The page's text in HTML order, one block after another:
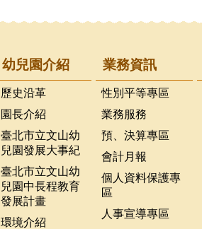
幼兒園介紹
歷史沿革
園長介紹
臺北市立文山幼
兒園發展大事紀
臺北市立文山幼
兒園中長程教育
發展計畫
環境介紹
業務資訊
性別平等專區
業務服務
預、決算專區
會計月報
個人資料保護專
區
人事宣導專區